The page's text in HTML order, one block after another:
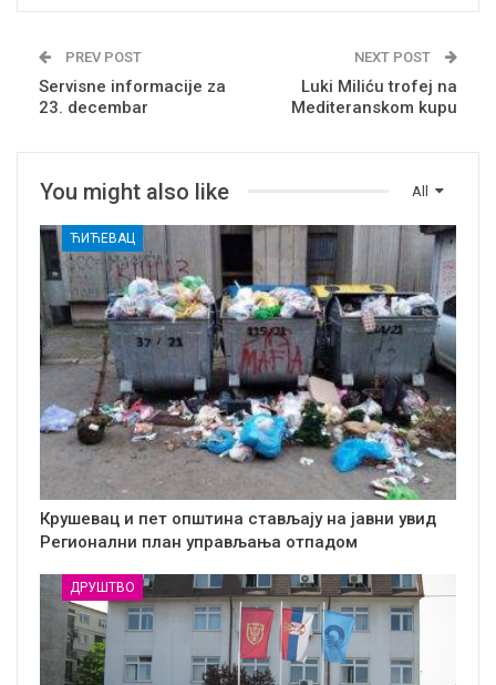
PREV POST
Servisne informacije za
23. decembar
NEXT POST
Luki Miliću trofej na
Mediteranskom kupu
All
You might also like
ЋИЋЕВАЦ
Крушевац и пет општина стављају на јавни увид
Регионални план управљања отпадом
ДРУШТВО